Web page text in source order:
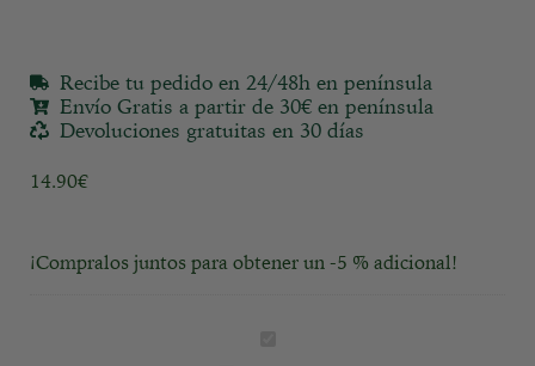
Recibe tu pedido en 24/48h en península
Envío Gratis a partir de 30€ en península
Devoluciones gratuitas en 30 días
14.90€
¡Compralos juntos para obtener un -5 % adicional!